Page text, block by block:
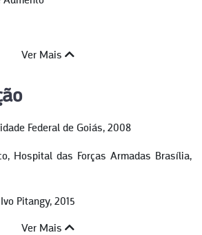
Ver Mais
Federal de Goiás, 2008
Hospital das Forças Armadas Brasília,
Pitangy, 2015
Ver Mais